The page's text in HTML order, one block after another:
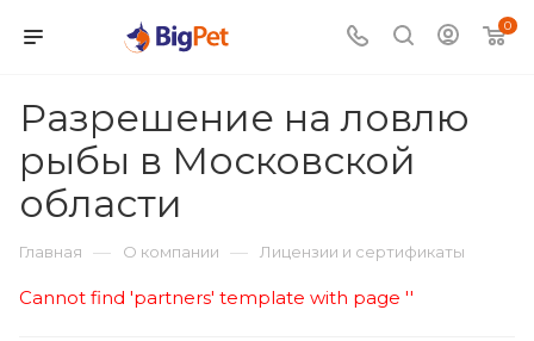
0
Разрешение на ловлю
рыбы в Московской
области
Главная — О компании — Лицензии и сертификаты
Cannot find 'partners' template with page ''